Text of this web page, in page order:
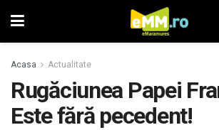
Acasa Actualitate
Rugăciunea Papei
Este fără pecedent!